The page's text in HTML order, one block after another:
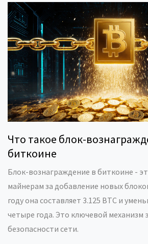
Что такое блок-
биткоине
Блок-вознаграждение в биткоине -
майнерам за добавление новых
году она составляет 3.125 BTC и
четыре года. Это ключевой механизм
безопасности сети.